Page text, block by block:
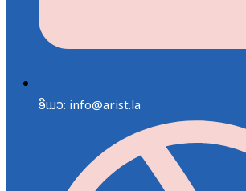
ອີເມວ: info@arist.la